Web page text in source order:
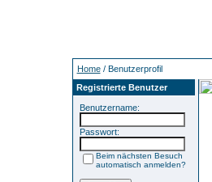
Home/ Benutzerprofil
Registrierte Benutzer
Benutzername:
Passwort:
Beim nächsten Besuch
automatisch anmelden?